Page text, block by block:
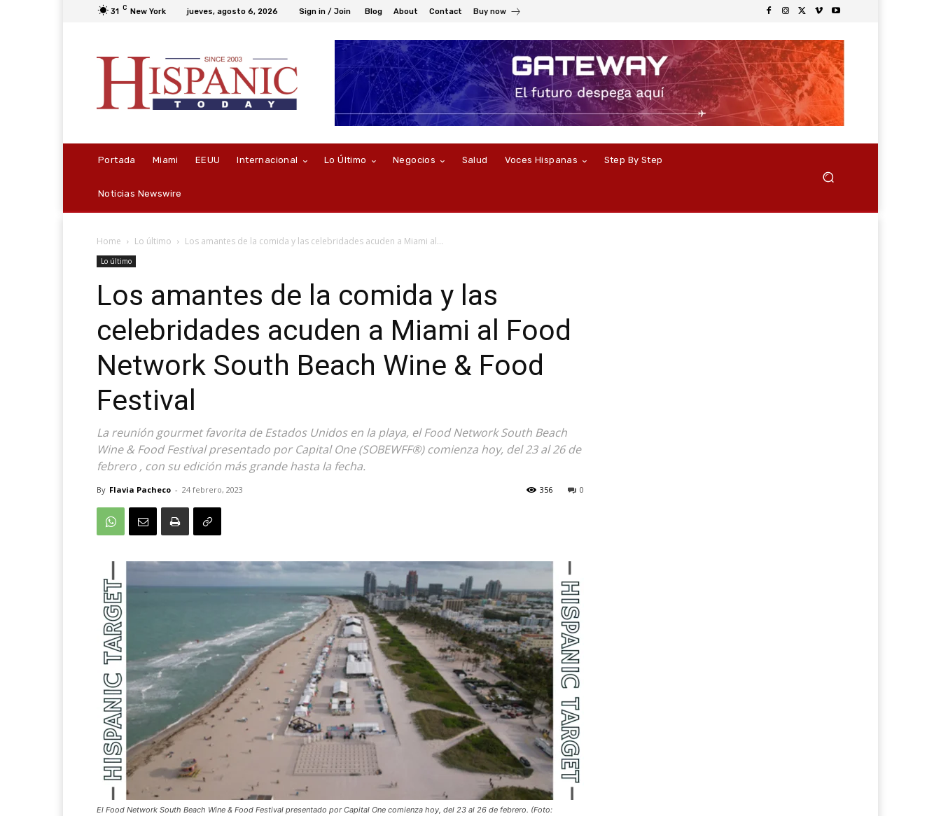
31 C New York jueves, agosto 6, 2026 Sign in / Join Blog About Contact Buy now
Portada Miami EEUU Internacional Lo Último Negocios Salud Voces Hispanas Step By Step
Noticias Newswire
Home Lo último Los amantes de la comida y las celebridades acuden a Miami al...
Lo último
Los amantes de la comida y las
celebridades acuden a Miami al Food
Network South Beach Wine & Food
Festival
La reunión gourmet favorita de Estados Unidos en la playa, el Food Network South Beach
Wine & Food Festival presentado por Capital One (SOBEWFF®) comienza hoy, del 23 al 26 de
febrero , con su edición más grande hasta la fecha.
By Flavia Pacheco - 24 febrero, 2023 0
356
El Food Network South Beach Wine & Food Festival presentado por Capital One comienza hoy, del 23 al 26 de febrero. (Foto: